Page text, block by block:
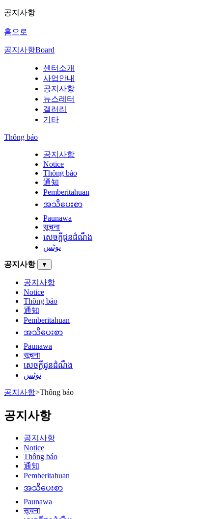
공지사항
홈으로
공지사항Board
센터소개
사업안내
공지사항
뉴스레터
갤러리
기타
Thông báo
공지사항
Notice
Thông báo
通知
Pemberitahuan
အသိပေးစာ
Paunawa
सूचना
សេចក្តីជូនដំណឹង
نوٹس
공지사항 ▼
공지사항
Notice
Thông báo
通知
Pemberitahuan
အသိပေးစာ
Paunawa
सूचना
សេចក្តីជូនដំណឹង
نوٹس
공지사항>Thông báo
공지사항
공지사항
Notice
Thông báo
通知
Pemberitahuan
အသိပေးစာ
Paunawa
सूचना